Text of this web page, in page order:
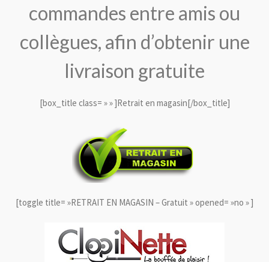
commandes entre amis ou
collègues, afin d’obtenir une
livraison gratuite
[box_title class= » » ]Retrait en magasin[/box_title]
[toggle title= »RETRAIT EN MAGASIN – Gratuit » opened= »no » ]